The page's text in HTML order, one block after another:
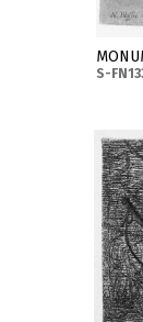
S-